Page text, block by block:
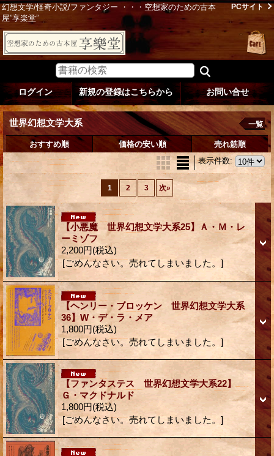
幻想文学/怪奇小説/ファンタジー ・・・空想家のための古本
屋”享楽堂”
PCサイト
ログイン 新規の登録はこちらから お問い合せ
世界幻想文学大系 一覧
おすすめ順 価格の安い順
売れ筋順
表示件数:
1 2 3 次»
【小悪魔 世界幻想文学大系25】Ａ・Ｍ・レ
ーミゾフ
2,200円(税込)
[ごめんなさい。売れてしまいました。]
【ヘンリー・ブロッケン 世界幻想文学大系
36】W・デ・ラ・メア
1,800円(税込)
[ごめんなさい。売れてしまいました。]
【ファンタステス 世界幻想文学大系22】
Ｇ・マクドナルド
1,800円(税込)
[ごめんなさい。売れてしまいました。]